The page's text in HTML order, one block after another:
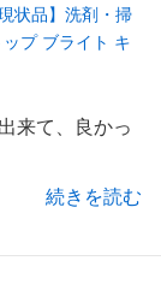
状品】洗剤・掃
プ ブライト キ
来て、良かっ
り、主婦にと
、また行きた
続きを読む